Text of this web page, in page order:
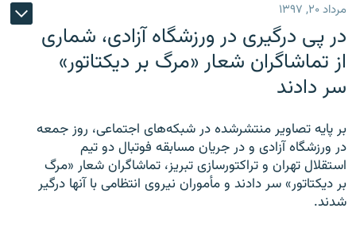
مرداد ۲۰, ۱۳۹۷
در پی درگیری در ورزشگاه آزادی، شماری
از تماشاگران شعار «مرگ بر دیکتاتور»
سر دادند
بر پایه تصاویر منتشرشده در شبکه‌های اجتماعی، روز جمعه
در ورزشگاه آزادی و در جریان مسابقه فوتبال دو تیم
استقلال تهران و تراکتورسازی تبریز، تماشاگران شعار «مرگ
بر دیکتاتور» سر دادند و مأموران نیروی انتظامی با آنها درگیر
شدند.